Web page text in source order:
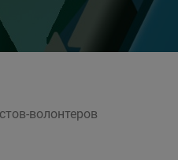
волонтеров